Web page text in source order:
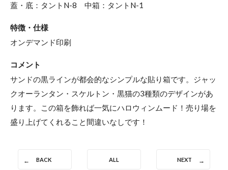
蓋・底：タントN-8 中箱：タントN-1
特徴・仕様
オンデマンド印刷
コメント
サンドの黒ラインが都会的なシンプルな貼り箱です。ジャッ
クオーランタン・スケルトン・黒猫の3種類のデザインがあ
ります。この箱を飾れば一気にハロウィンムード！売り場を
盛り上げてくれること間違いなしです！
BACK ALL NEXT